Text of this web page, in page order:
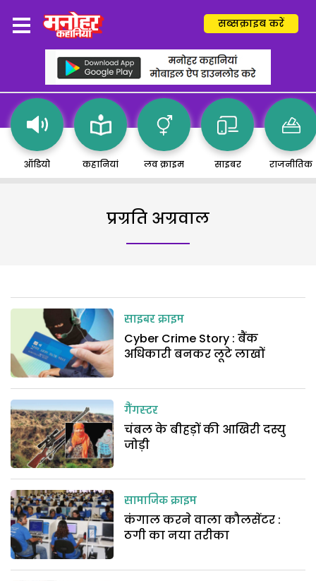
सब्सक्राइब करें
ऑडियो कहानियां लव क्राइम साइबर राजनीतिक
प्रग्रति अग्रवाल
साइबर क्राइम
Cyber Crime Story : बैंक
अधिकारी बनकर लूटे लाखों
गैंगस्टर
चंबल के बीहड़ों की आखिरी दस्यु
जोड़ी
सामाजिक क्राइम
कंगाल करने वाला कौलसेंटर :
ठगी का नया तरीका